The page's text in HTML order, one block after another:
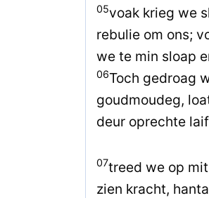
05voak krieg we
rebulie om ons;
we te min sloap
06Toch gedroag
goudmoudeg,
deur oprechte
07treed we op
zien kracht,